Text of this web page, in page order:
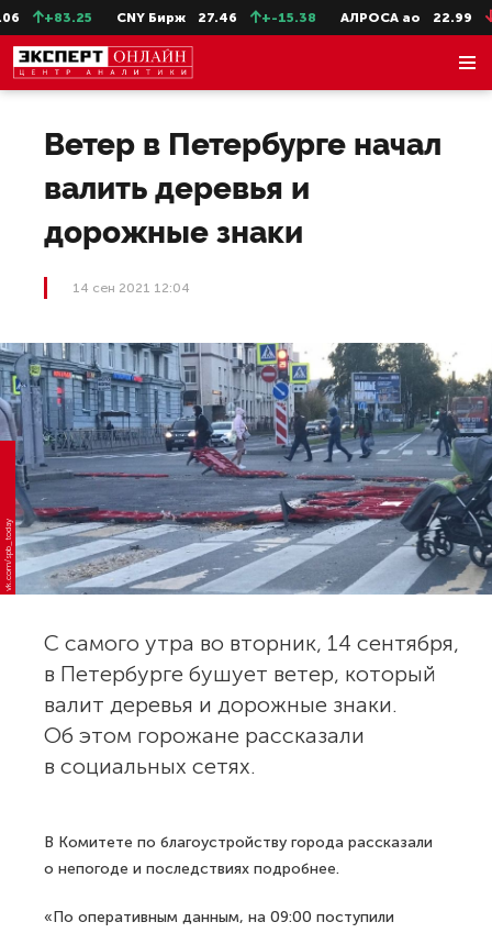
+83.25 CNY Бирж 27.46 +-15.38 АЛРОСА ао 22.99 -
Ветер в Петербурге начал
валить деревья и
дорожные знаки
14 сен 2021 12:04
vk.com/spb_today
С самого утра во вторник, 14 сентября,
в Петербурге бушует ветер, который
валит деревья и дорожные знаки.
Об этом горожане рассказали
в социальных сетях.
В Комитете по благоустройству города рассказали
о непогоде и последствиях подробнее.
«По оперативным данным, на 09:00 поступили